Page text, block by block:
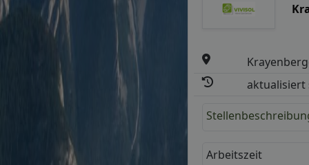
aktualisiert
Arbeitszeit